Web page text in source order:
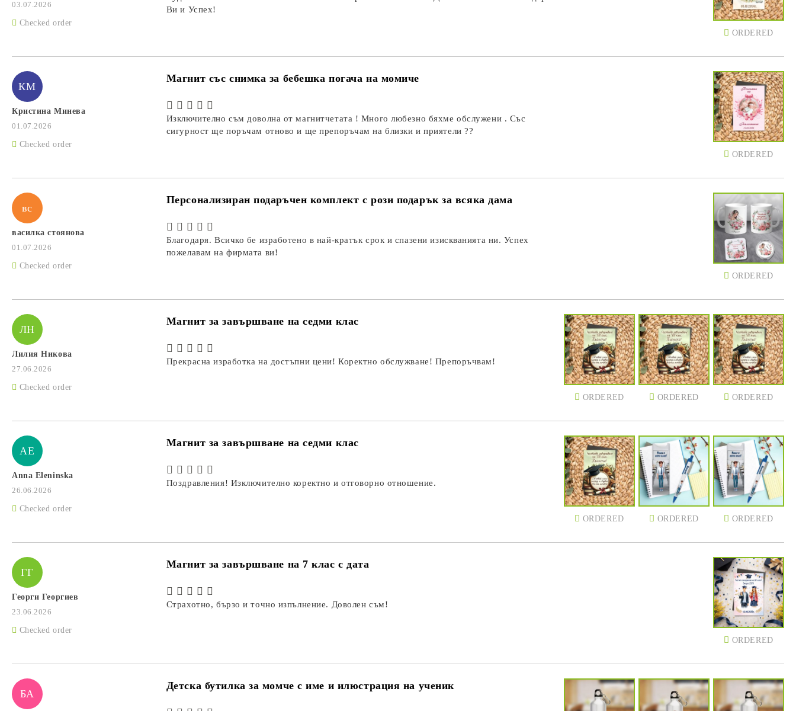
03.07.2026
Checked order
Ви и Успех!
ORDERED
КМ
Кристина Минева
01.07.2026
Checked order
Магнит със снимка за бебешка погача на момиче
Изключително съм доволна от магнитчетата ! Много любезно бяхме обслужени . Със
сигурност ще поръчам отново и ще препоръчам на близки и приятели ??
ORDERED
вс
василка стоянова
01.07.2026
Checked order
Персонализиран подаръчен комплект с рози подарък за всяка дама
Благодаря. Всичко бе изработено в най-кратък срок и спазени изискванията ни. Успех
пожелавам на фирмата ви!
ORDERED
ЛН
Лилия Никова
27.06.2026
Checked order
Магнит за завършване на седми клас
Прекрасна изработка на достъпни цени! Коректно обслужване! Препоръчвам!
ORDERED ORDERED ORDERED
ORDERED ORDERED ORDERED
ORDERED
AE
Anna Eleninska
26.06.2026
Checked order
Магнит за завършване на седми клас
Поздравления! Изключително коректно и отговорно отношение.
ORDERED ORDERED ORDERED
ГГ
Георги Георгиев
23.06.2026
Checked order
Магнит за завършване на 7 клас с дата
Страхотно, бързо и точно изпълнение. Доволен съм!
ORDERED
БА
Детска бутилка за момче с име и илюстрация на ученик